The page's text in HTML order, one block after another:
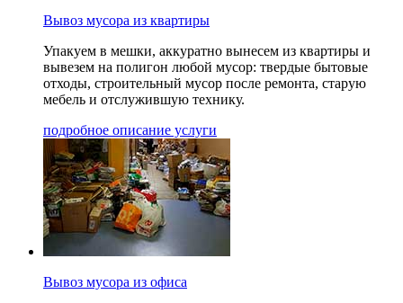
Вывоз мусора из квартиры
Упакуем в мешки, аккуратно вынесем из квартиры и
вывезем на полигон любой мусор: твердые бытовые
отходы, строительный мусор после ремонта, старую
мебель и отслужившую технику.
подробное описание услуги
Вывоз мусора из офиса